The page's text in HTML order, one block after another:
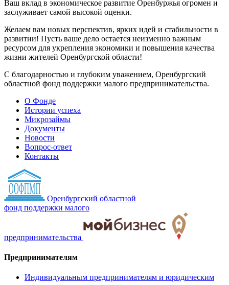
Ваш вклад в экономическое развитие Оренбуржья огромен и
заслуживает самой высокой оценки.
Желаем вам новых перспектив, ярких идей и стабильности в
развитии! Пусть ваше дело остается неизменно важным
ресурсом для укрепления экономики и повышения качества
жизни жителей Оренбургской области!
С благодарностью и глубоким уважением, Оренбургский
областной фонд поддержки малого предпринимательства.
О Фонде
Истории успеха
Микрозаймы
Документы
Новости
Вопрос-ответ
Контакты
Оренбургский областной
фонд поддержки малого
предпринимательства
Предпринимателям
Индивидуальным предпринимателям и юридическим